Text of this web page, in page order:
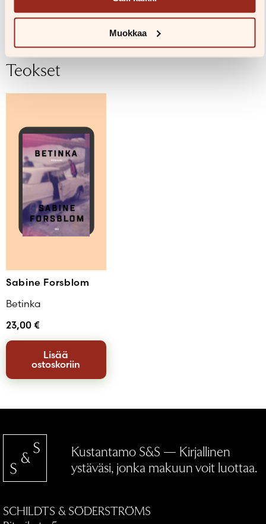
Muokkaa
Kuvapankkiin
Teokset
Sabine Forsblom
Betinka
23,00 €
Lisää
ostoskoriin
Kustantamo S&S — Kirjallinen
ystäväsi, jonka makuun voit luottaa.
SCHILDTS & SÖDERSTRÖMS